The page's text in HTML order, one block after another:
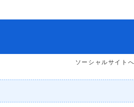
ソーシャルサイト